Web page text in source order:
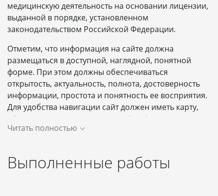
медицинскую деятельность на основании лицензии,
выданной в порядке, установленном
законодательством Российской Федерации.
Отметим, что информация на сайте должна
размещаться в доступной, наглядной, понятной
форме. При этом должны обеспечиваться
открытость, актуальность, полнота, достоверность
информации, простота и понятность ее восприятия.
Для удобства навигации сайт должен иметь карту,
обеспечивающую поиск нужной информации,
должна быть версия для слабовидящих, не должно
сайта. Например, возможность записаться к
Читать полностью
Выполненные работы